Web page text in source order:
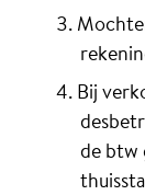
Bij
de btw